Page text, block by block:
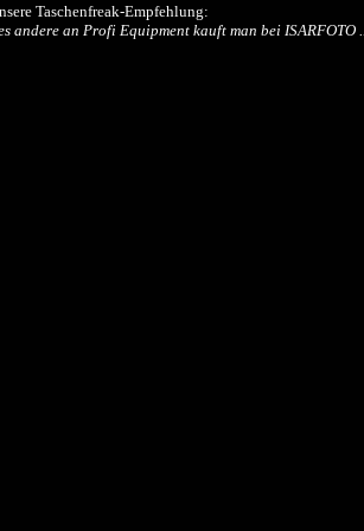
Taschenfreak-Empfehlung:
andere an Profi Equipment kauft man bei ISARFOTO